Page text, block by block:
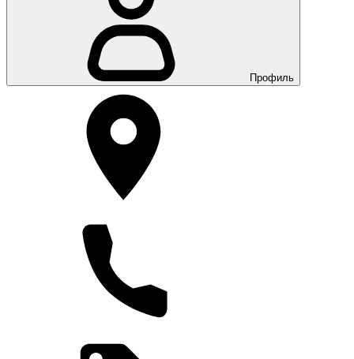
Профиль